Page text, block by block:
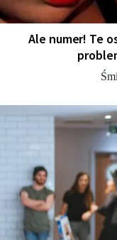
Ale numer! Te